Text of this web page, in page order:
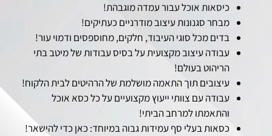
כיסאות אוכל עבור עמדה מוגבהת!
מבחר סגנונות עיצוב מודרניים כעתיקים!
בדים מכל סוגי העיבוד, חלקים, מחוספסים ודמוי עור!
עבודה עיצוב מקצועית על בסיס עבודות של מיטב בתי
הריהוט בעולם!
עיצובים תוך התאמה מושלמת של הרהיטים לבית הלקוח!
עבודה עם צוותי ייעוץ מקצועיים על כל כסא אוכל
והתאמתו למרחב הביתי!
כסאות בעלי סף עמידות גבוה במיוחד: כאן כדי להישאר!